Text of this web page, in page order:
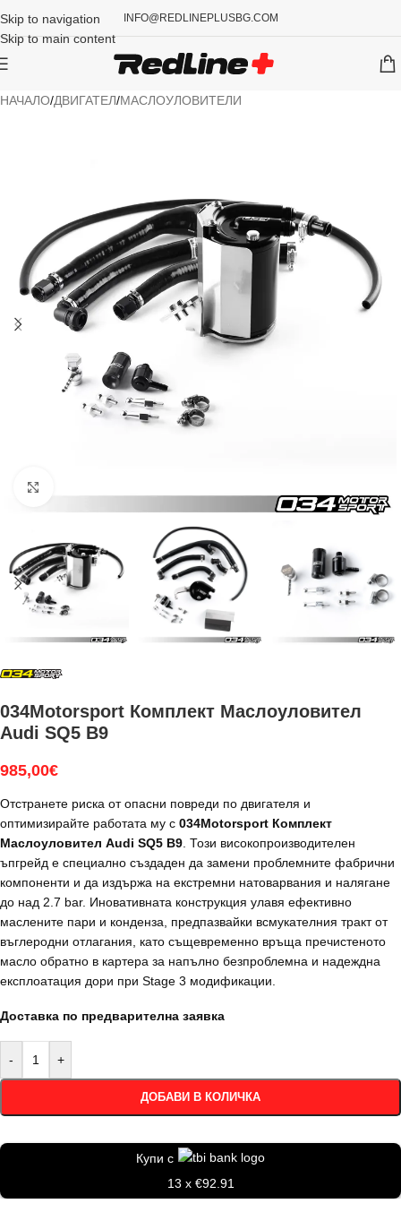
Skip to navigation
Skip to main content
INFO@REDLINEPLUSBG.COM
НАЧАЛО/ДВИГАТЕЛ/МАСЛОУЛОВИТЕЛИ
034Motorsport Комплект Маслоуловител
Audi SQ5 B9
985,00€
Отстранете риска от опасни повреди по двигателя и
оптимизирайте работата му с 034Motorsport Комплект
Маслоуловител Audi SQ5 B9. Този високопроизводителен
ъпгрейд е специално създаден да замени проблемните фабрични
компоненти и да издържа на екстремни натоварвания и налягане
до над 2.7 bar. Иновативната конструкция улавя ефективно
маслените пари и конденза, предпазвайки всмукателния тракт от
въглеродни отлагания, като същевременно връща пречистеното
масло обратно в картера за напълно безпроблемна и надеждна
експлоатация дори при Stage 3 модификации.
Доставка по предварителна заявка
- +
ДОБАВИ В КОЛИЧКА
Купи с
13 x €92.91